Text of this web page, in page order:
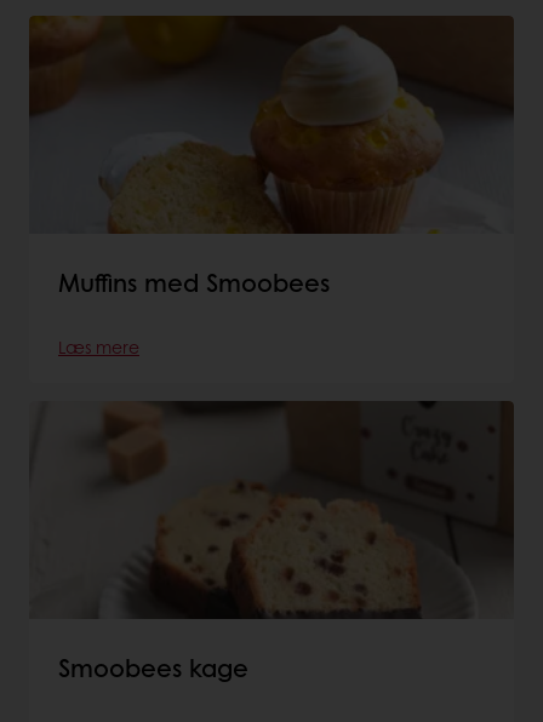
Muffins med Smoobees
Læs mere
Smoobees kage